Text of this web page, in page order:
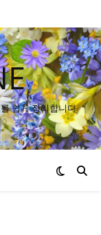
쉽게 정리합니다